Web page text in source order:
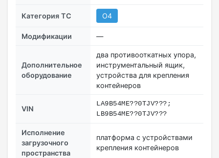
Категория ТС O4
Модификации —
Дополнительное
оборудование
два противооткатных упора,
инструментальный ящик,
устройства для крепления
контейнеров
VIN
LA9B54ME??0TJV???;
LB9B54ME??0TJV???
Исполнение
загрузочного
пространства
платформа с устройствами
крепления контейнеров